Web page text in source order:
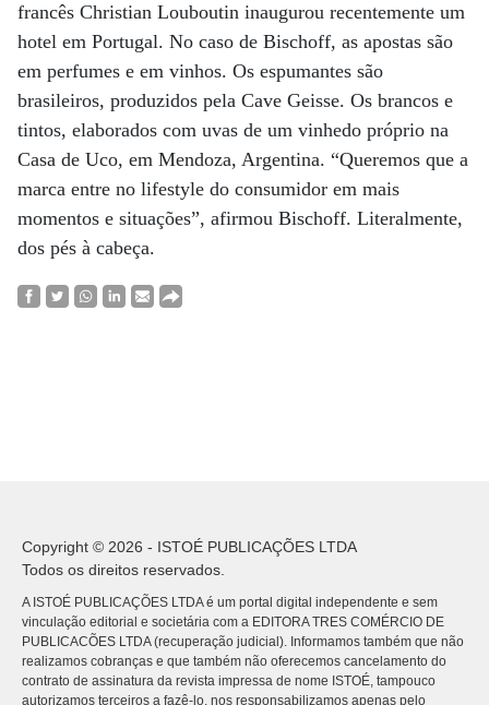
francês Christian Louboutin inaugurou recentemente um
hotel em Portugal. No caso de Bischoff, as apostas são
em perfumes e em vinhos. Os espumantes são
brasileiros, produzidos pela Cave Geisse. Os brancos e
tintos, elaborados com uvas de um vinhedo próprio na
Casa de Uco, em Mendoza, Argentina. “Queremos que a
marca entre no lifestyle do consumidor em mais
momentos e situações”, afirmou Bischoff. Literalmente,
dos pés à cabeça.
Copyright © 2026 - ISTOÉ PUBLICAÇÕES LTDA
Todos os direitos reservados.
A ISTOÉ PUBLICAÇÕES LTDA é um portal digital independente e sem
vinculação editorial e societária com a EDITORA TRES COMÉRCIO DE
PUBLICACÕES LTDA (recuperação judicial). Informamos também que não
realizamos cobranças e que também não oferecemos cancelamento do
contrato de assinatura da revista impressa de nome ISTOÉ, tampouco
autorizamos terceiros a fazê-lo, nos responsabilizamos apenas pelo